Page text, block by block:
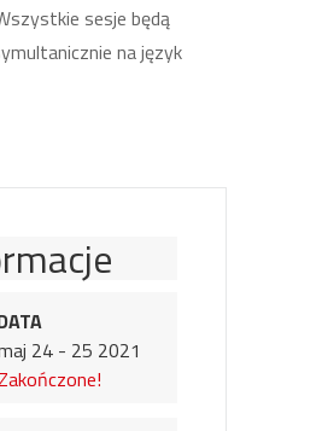
sesje będą
na język
24 - 25 2021